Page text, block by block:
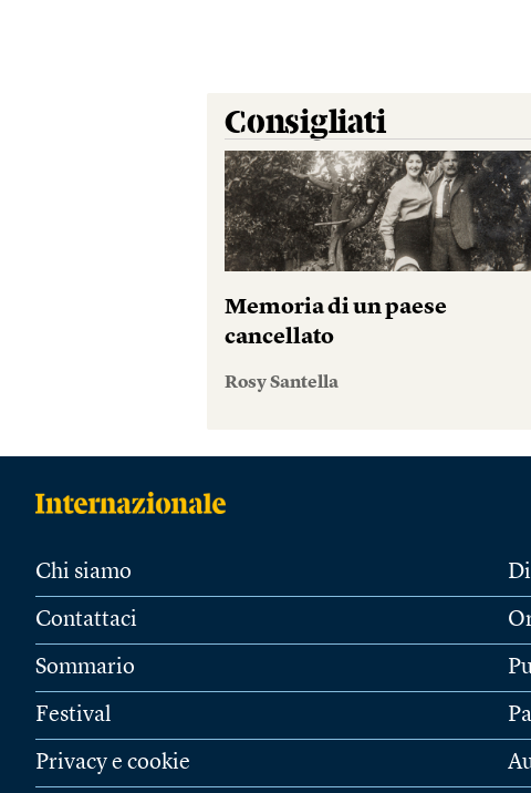
Consigliati
Memoria di un paese
cancellato
Rosy Santella
Chi siamo
Contattaci
Sommario
Festival
Privacy e cookie